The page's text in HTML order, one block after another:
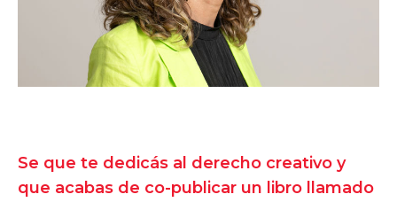
Se que te dedicás al derecho creativo y
que acabas de co-publicar un libro llamado